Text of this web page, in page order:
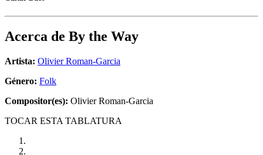
Acerca de By the Way
Artista: Olivier Roman-Garcia
Género: Folk
Compositor(es): Olivier Roman-Garcia
TOCAR ESTA TABLATURA